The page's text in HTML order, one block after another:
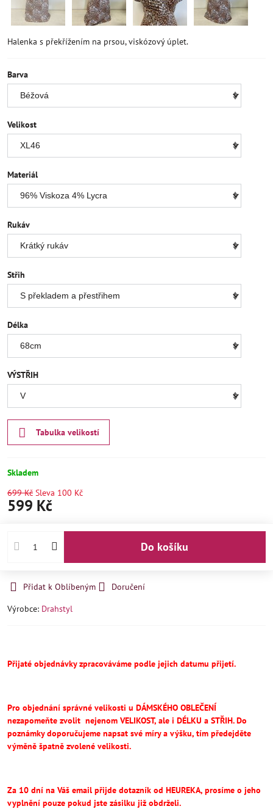
Halenka s překřížením na prsou, viskózový úplet.
Barva
Velikost
Materiál
Rukáv
Střih
Délka
VÝSTŘIH
Tabulka velikostí
Skladem
699 Kč Sleva 100 Kč
599 Kč
Do košíku
Přidat k Oblíbeným
Doručení
Výrobce: Drahstyl
Přijaté objednávky zpracováváme podle jejich datumu přijetí.
Pro objednání správné velikosti u DÁMSKÉHO OBLEČENÍ
nezapomeňte zvolit nejenom VELIKOST, ale i DÉLKU a STŘIH.Do
poznámky doporučujeme napsat své míry a výšku, tím předejděte
výměně špatně zvolené velikosti.
Za 10 dní na Váš email přijde dotazník od HEUREKA, prosíme o jeho
vyplnění pouze pokud jste zásilku již obdrželi.